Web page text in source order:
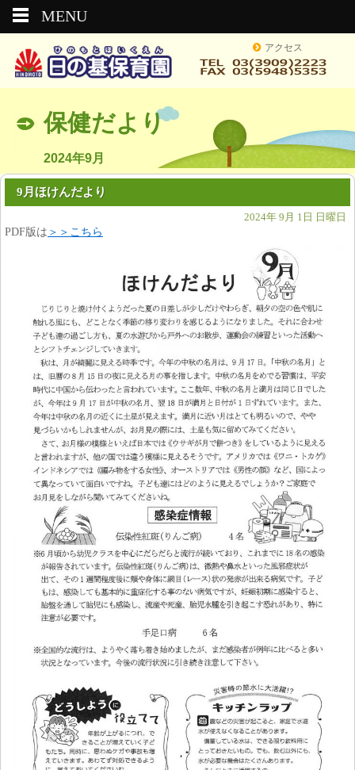
アクセス
保健だより
2024年9月
9月ほけんだより
2024年 9月 1日 日曜日
PDF版は ＞＞こちら
MENU